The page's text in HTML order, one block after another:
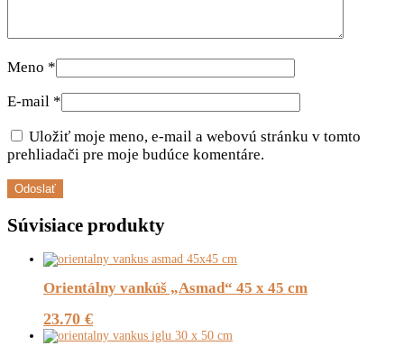
Meno *
E-mail *
Uložiť moje meno, e-mail a webovú stránku v tomto
prehliadači pre moje budúce komentáre.
Súvisiace produkty
Orientálny vankúš „Asmad“ 45 x 45 cm
23.70 €